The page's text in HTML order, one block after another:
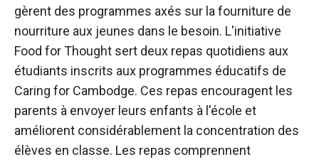
gèrent des programmes axés sur la fourniture de
nourriture aux jeunes dans le besoin. L'initiative
Food for Thought sert deux repas quotidiens aux
étudiants inscrits aux programmes éducatifs de
Caring for Cambodge. Ces repas encouragent les
parents à envoyer leurs enfants à l'école et
améliorent considérablement la concentration des
élèves en classe. Les repas comprennent